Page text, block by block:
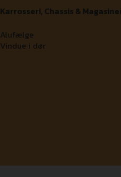
Karrosseri, Chassis &
Alufælge
Vindue i dør